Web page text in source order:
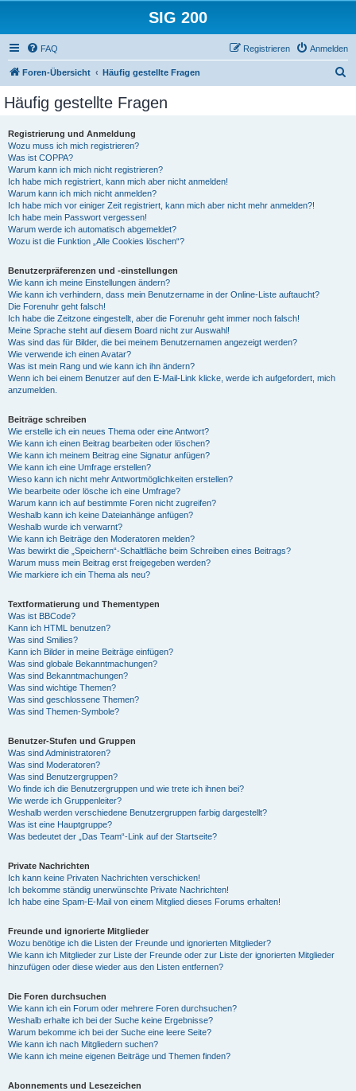
SIG 200
FAQ Anmelden
Registrieren
Foren-Übersicht Häufig gestellte Fragen
Häufig gestellte Fragen
Registrierung und Anmeldung
Wozu muss ich mich registrieren?
Was ist COPPA?
Warum kann ich mich nicht registrieren?
Ich habe mich registriert, kann mich aber nicht anmelden!
Warum kann ich mich nicht anmelden?
Ich habe mich vor einiger Zeit registriert, kann mich aber nicht mehr anmelden?!
Ich habe mein Passwort vergessen!
Warum werde ich automatisch abgemeldet?
Wozu ist die Funktion „Alle Cookies löschen“?
Benutzerpräferenzen und -einstellungen
Wie kann ich meine Einstellungen ändern?
Wie kann ich verhindern, dass mein Benutzername in der Online-Liste auftaucht?
Die Forenuhr geht falsch!
Ich habe die Zeitzone eingestellt, aber die Forenuhr geht immer noch falsch!
Meine Sprache steht auf diesem Board nicht zur Auswahl!
Was sind das für Bilder, die bei meinem Benutzernamen angezeigt werden?
Wie verwende ich einen Avatar?
Was ist mein Rang und wie kann ich ihn ändern?
Wenn ich bei einem Benutzer auf den E-Mail-Link klicke, werde ich aufgefordert, mich
anzumelden.
Beiträge schreiben
Wie erstelle ich ein neues Thema oder eine Antwort?
Wie kann ich einen Beitrag bearbeiten oder löschen?
Wie kann ich meinem Beitrag eine Signatur anfügen?
Wie kann ich eine Umfrage erstellen?
Wieso kann ich nicht mehr Antwortmöglichkeiten erstellen?
Wie bearbeite oder lösche ich eine Umfrage?
Warum kann ich auf bestimmte Foren nicht zugreifen?
Weshalb kann ich keine Dateianhänge anfügen?
Weshalb wurde ich verwarnt?
Wie kann ich Beiträge den Moderatoren melden?
Was bewirkt die „Speichern“-Schaltfläche beim Schreiben eines Beitrags?
Warum muss mein Beitrag erst freigegeben werden?
Wie markiere ich ein Thema als neu?
Textformatierung und Thementypen
Was ist BBCode?
Kann ich HTML benutzen?
Was sind Smilies?
Kann ich Bilder in meine Beiträge einfügen?
Was sind globale Bekanntmachungen?
Was sind Bekanntmachungen?
Was sind wichtige Themen?
Was sind geschlossene Themen?
Was sind Themen-Symbole?
Benutzer-Stufen und Gruppen
Was sind Administratoren?
Was sind Moderatoren?
Was sind Benutzergruppen?
Wo finde ich die Benutzergruppen und wie trete ich ihnen bei?
Wie werde ich Gruppenleiter?
Weshalb werden verschiedene Benutzergruppen farbig dargestellt?
Was ist eine Hauptgruppe?
Was bedeutet der „Das Team“-Link auf der Startseite?
Private Nachrichten
Ich kann keine Privaten Nachrichten verschicken!
Ich bekomme ständig unerwünschte Private Nachrichten!
Ich habe eine Spam-E-Mail von einem Mitglied dieses Forums erhalten!
Freunde und ignorierte Mitglieder
Wozu benötige ich die Listen der Freunde und ignorierten Mitglieder?
Wie kann ich Mitglieder zur Liste der Freunde oder zur Liste der ignorierten Mitglieder
hinzufügen oder diese wieder aus den Listen entfernen?
Die Foren durchsuchen
Wie kann ich ein Forum oder mehrere Foren durchsuchen?
Weshalb erhalte ich bei der Suche keine Ergebnisse?
Warum bekomme ich bei der Suche eine leere Seite?
Wie kann ich nach Mitgliedern suchen?
Wie kann ich meine eigenen Beiträge und Themen finden?
Abonnements und Lesezeichen